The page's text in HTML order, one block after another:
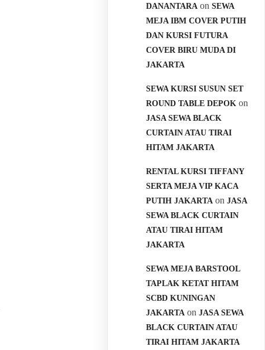
DANANTARA onSEWA
MEJA IBM COVER PUTIH
DAN KURSI FUTURA
COVER BIRU MUDA DI
JAKARTA
SEWA KURSI SUSUN SET
ROUND TABLE DEPOK on
JASA SEWA BLACK
CURTAIN ATAU TIRAI
HITAM JAKARTA
RENTAL KURSI TIFFANY
SERTA MEJA VIP KACA
PUTIH JAKARTA onJASA
SEWA BLACK CURTAIN
ATAU TIRAI HITAM
JAKARTA
SEWA MEJA BARSTOOL
TAPLAK KETAT HITAM
SCBD KUNINGAN
JAKARTA onJASA SEWA
BLACK CURTAIN ATAU
TIRAI HITAM JAKARTA